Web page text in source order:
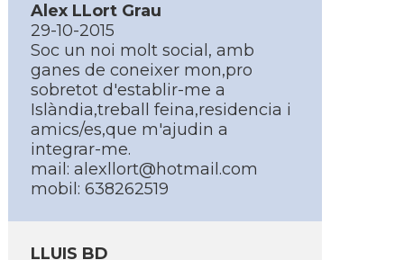
Alex LLort Grau
29-10-2015
Soc un noi molt social, amb
ganes de coneixer mon,pro
sobretot d'establir-me a
Islàndia,treball feina,residencia i
amics/es,que m'ajudin a
integrar-me.
mail: alexllort@hotmail.com
mobil: 638262519
LLUIS BD